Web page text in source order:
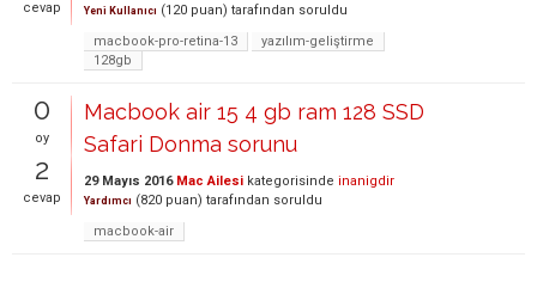
cevap Yeni Kullanıcı (120 puan) tarafından soruldu
macbook-pro-retina-13
yazılım-geliştirme
128gb
0
oy
2
cevap
Macbook air 15 4 gb ram 128 SSD
Safari Donma sorunu
29 Mayıs 2016 Mac Ailesi kategorisinde inanigdir
Yardımcı (820 puan) tarafından soruldu
macbook-air